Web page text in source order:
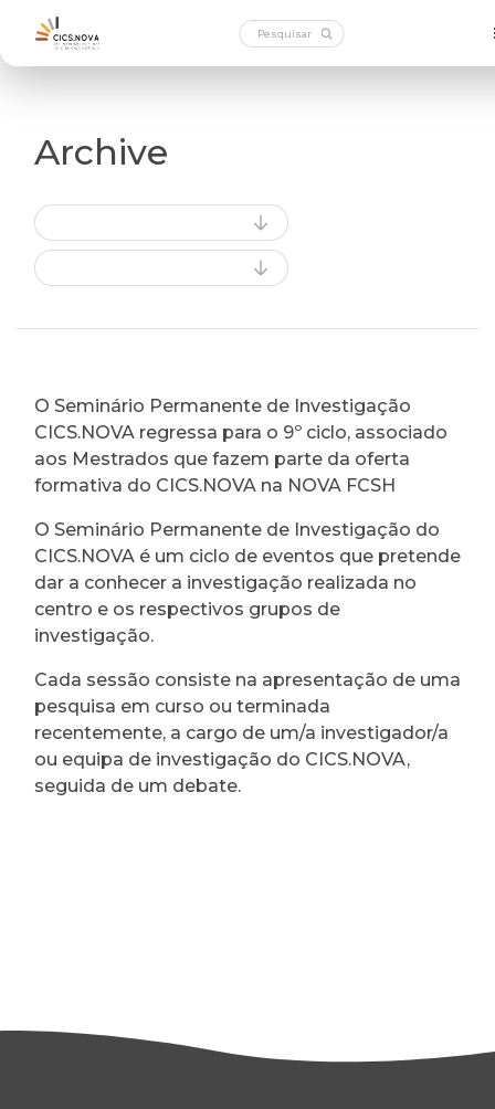
Archive
O Seminário Permanente de Investigação
CICS.NOVA regressa para o 9º ciclo, associado
aos Mestrados que fazem parte da oferta
formativa do CICS.NOVA na NOVA FCSH
O Seminário Permanente de Investigação do
CICS.NOVA é um ciclo de eventos que pretende
dar a conhecer a investigação realizada no
centro e os respectivos grupos de
investigação.
Cada sessão consiste na apresentação de uma
pesquisa em curso ou terminada
recentemente, a cargo de um/a investigador/a
ou equipa de investigação do CICS.NOVA,
seguida de um debate.